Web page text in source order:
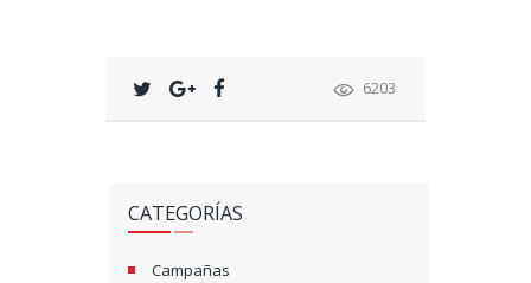
6203
CATEGORÍAS
Campañas